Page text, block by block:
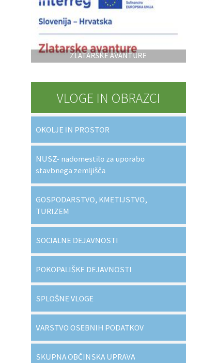
ZLATARSKE AVANTURE
VLOGE IN OBRAZCI
OKOLJE IN PROSTOR
NUSZ- nadomestilo za uporabo
stavbnega zemljišča
GOSPODARSTVO, KMETIJSTVO,
TURIZEM
SOCIALNE DEJAVNOSTI
POKOPALIŠKE DEJAVNOSTI
SPLOŠNE VLOGE
VARSTVO OSEBNIH PODATKOV
SKUPNA OBČINSKA UPRAVA